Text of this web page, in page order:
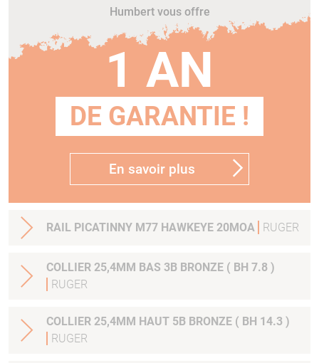
Humbert vous offre
1 AN
DE GARANTIE !
En savoir plus
RAIL PICATINNY M77 HAWKEYE 20MOA RUGER
COLLIER 25,4MM BAS 3B BRONZE ( BH 7.8 )
RUGER
COLLIER 25,4MM HAUT 5B BRONZE ( BH 14.3 )
RUGER